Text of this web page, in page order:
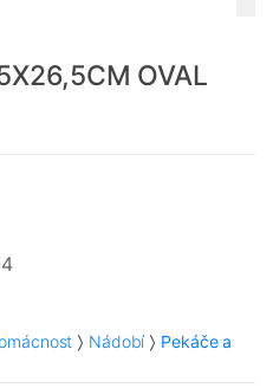
OVAL
Nádobí
Pekáče a